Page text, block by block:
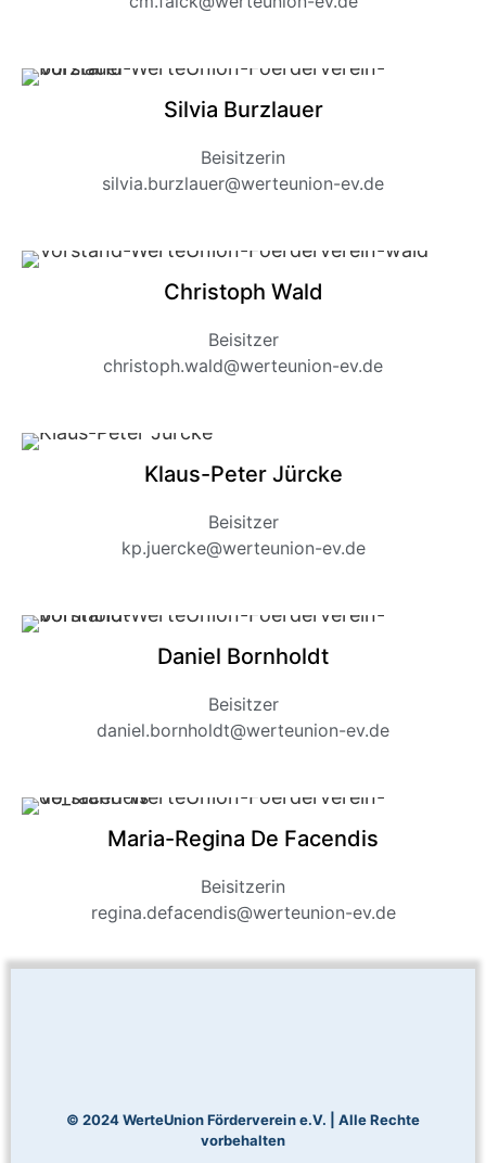
Silvia Burzlauer
Beisitzerin
silvia.burzlauer@werteunion-ev.de
Christoph Wald
Beisitzer
christoph.wald@werteunion-ev.de
Klaus-Peter Jürcke
Beisitzer
kp.juercke@werteunion-ev.de
Daniel Bornholdt
Beisitzer
daniel.bornholdt@werteunion-ev.de
Maria-Regina De Facendis
Beisitzerin
regina.defacendis@werteunion-ev.de
© 2024 WerteUnion Förderverein e.V. | Alle Rechte
vorbehalten